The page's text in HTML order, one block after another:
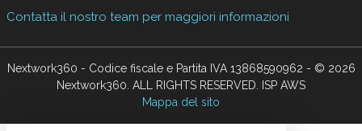
Contatta il nostro team per maggiori informazioni
Nextwork360 - Codice fiscale e Partita IVA 13868590962 - © 2026
Nextwork360. ALL RIGHTS RESERVED. ISP AWS
Mappa del sito